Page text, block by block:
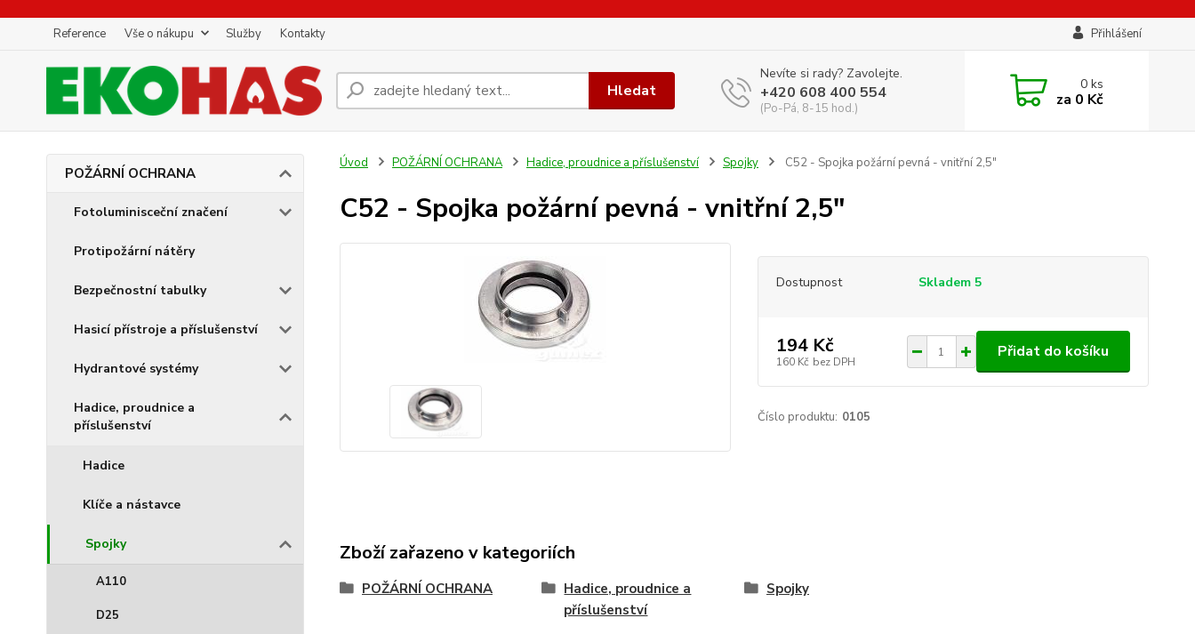
Reference Vše o nákupu Služby Kontakty Přihlášení
Hledat
Nevíte si rady? Zavolejte.
+420 608 400 554
(Po-Pá, 8-15 hod.)
0ks
za 0 Kč
POŽÁRNÍ OCHRANA
Fotoluminisceční značení
Protipožární nátěry
Bezpečnostní tabulky
Hasicí přístroje a příslušenství
Hydrantové systémy
Hadice, proudnice a
příslušenství
Hadice
Klíče a nástavce
Spojky
A110
D25
Úvod POŽÁRNÍ OCHRANA Hadice, proudnice a příslušenství Spojky C52 - Spojka požární pevná - vnitřní 2,5"
C52 - Spojka požární pevná - vnitřní 2,5"
Dostupnost Skladem 5
194 Kč
160 Kč bez DPH
Přidat do košíku
Číslo produktu: 0105
Zboží zařazeno v kategoriích
POŽÁRNÍ OCHRANA
Hadice, proudnice a
příslušenství
Spojky